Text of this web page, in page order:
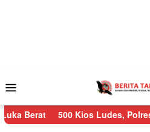
Mobile
500 Kios Ludes, Polres Sibolga